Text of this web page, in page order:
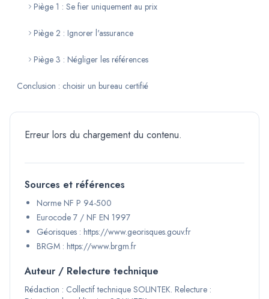
Piège 1 : Se fier uniquement au prix
Piège 2 : Ignorer l'assurance
Piège 3 : Négliger les références
Conclusion : choisir un bureau certifié
Erreur lors du chargement du contenu.
Sources et références
Norme NF P 94-500
Eurocode 7 / NF EN 1997
Géorisques : https://www.georisques.gouv.fr
BRGM : https://www.brgm.fr
Auteur / Relecture technique
Rédaction : Collectif technique SOLINTEK. Relecture :